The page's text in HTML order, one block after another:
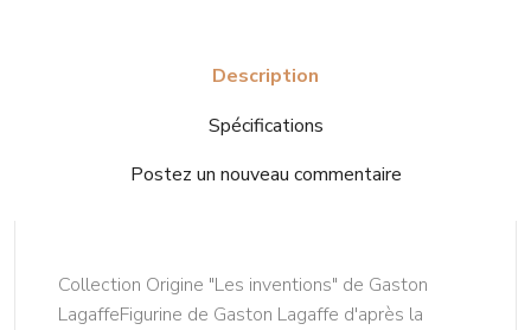
Description
Spécifications
Postez un nouveau commentaire
Collection Origine "Les inventions" de Gaston
LagaffeFigurine de Gaston Lagaffe d'après la